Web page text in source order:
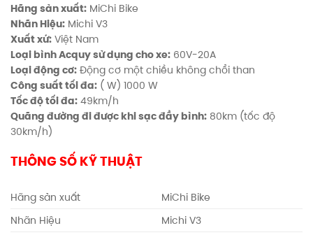
Hãng sản xuất: MiChi Bike
Nhãn Hiệu: Michi V3
Xuất xứ: Việt Nam
Loại bình Acquy sử dụng cho xe: 60V-20A
Loại động cơ: Động cơ một chiều không chổi than
Công suất tối đa: ( W) 1000 W
Tốc độ tối đa: 49km/h
Quãng đường đi được khi sạc đầy bình: 80km (tốc độ
30km/h)
THÔNG SỐ KỸ THUẬT
Hãng sản xuất
MiChi Bike
Nhãn Hiệu
Michi V3